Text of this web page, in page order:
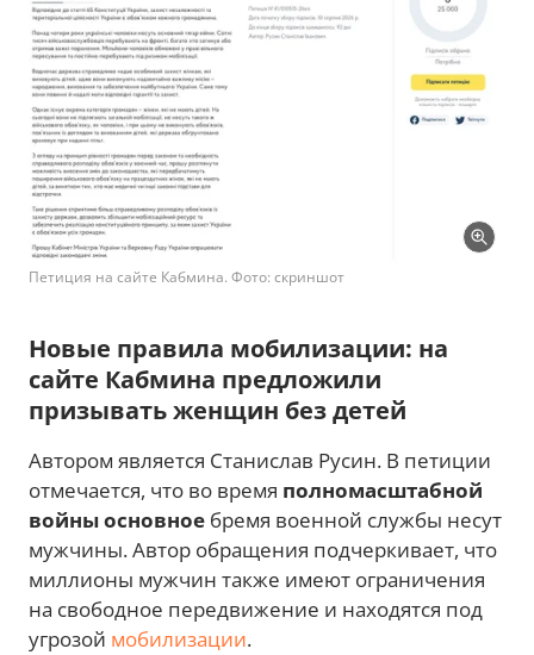
Петиция на сайте Кабмина. Фото: скриншот
Новые правила мобилизации: на
сайте Кабмина предложили
призывать женщин без детей
Автором является Станислав Русин. В петиции
отмечается, что во время полномасштабной
войны основное бремя военной службы несут
мужчины. Автор обращения подчеркивает, что
миллионы мужчин также имеют ограничения
на свободное передвижение и находятся под
угрозой мобилизации.